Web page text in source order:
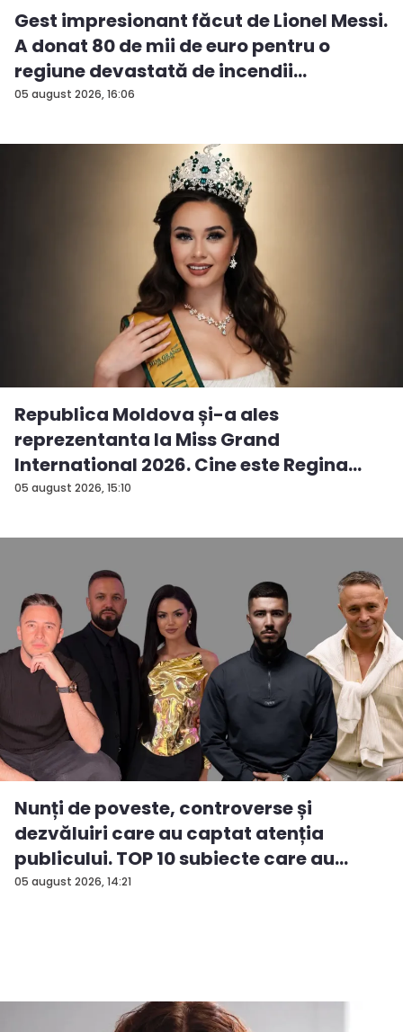
05 august 2026, 16:06
Gest impresionant făcut de Lionel Messi.
A donat 80 de mii de euro pentru o
regiune devastată de incendii
05 august 2026, 15:10
Republica Moldova și-a ales
reprezentanta la Miss Grand
International 2026. Cine este Regina
Ganzenko
05 august 2026, 14:21
Nunți de poveste, controverse și
dezvăluiri care au captat atenția
publicului. TOP 10 subiecte care au
făcut furori pe Perfecte.md - FOTO